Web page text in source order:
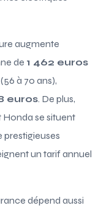
augmente
de 1 462 euros
à 70 ans),
euros. De plus,
se situent
prestigieuses
un tarif annuel
dépend aussi